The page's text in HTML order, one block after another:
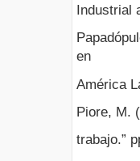
Industrial
en
América
Piore, M.
trabajo.”